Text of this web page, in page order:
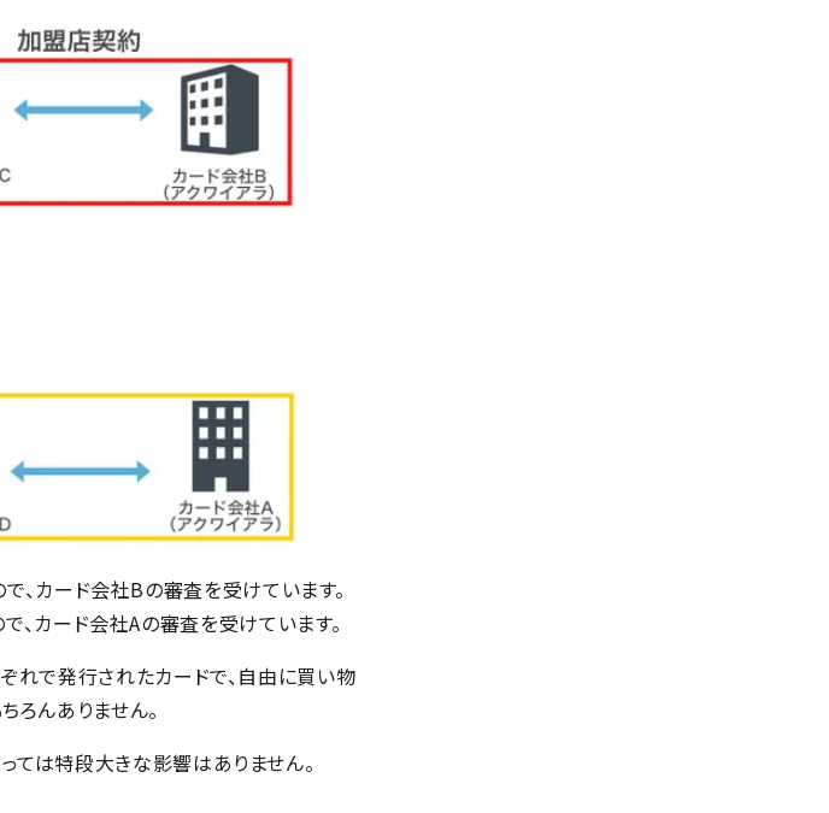
、カード会社Bの審査を受けています。
、カード会社Aの審査を受けています。
れで発行されたカードで、自由に買い物
ろんありません。
ては特段大きな影響はありません。